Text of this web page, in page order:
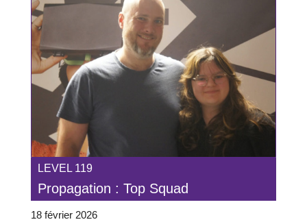
LEVEL 119
Propagation : Top Squad
18 février 2026